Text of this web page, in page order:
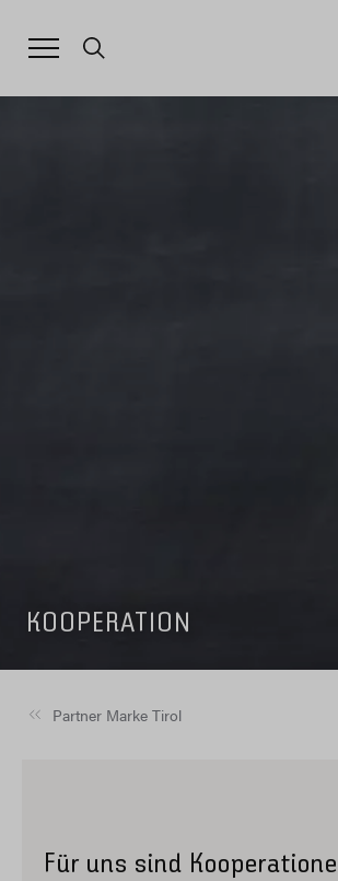
KOOPERATION
Partner Marke Tirol
Für uns sind